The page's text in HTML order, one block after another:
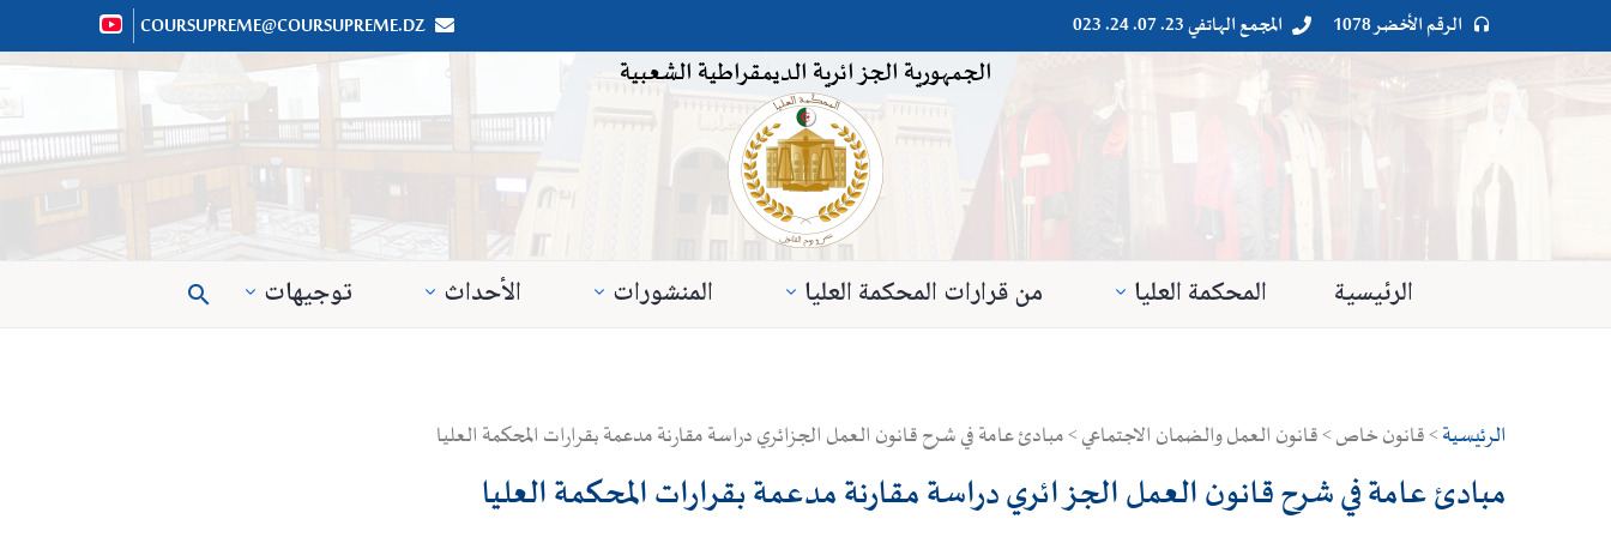

 الرقم الأخضر 1078 
 المجمع الهاتفي 23. 07. 24. 023 

COURSUPREME@COURSUPREME.DZ
الجمهورية الجزائرية الديمقراطية الشعبية
الرئيسية المحكمة العليا من قرارات المحكمة العليا المنشورات الأحداث توجيهات 
الرئيسية> قانون خاص > قانون العمل والضمان الاجتماعي > مبادئ عامة في شرح قانون العمل الجزائري دراسة مقارنة مدعمة بقرارات المحكمة العليا
مبادئ عامة في شرح قانون العمل الجزائري دراسة مقارنة مدعمة بقرارات المحكمة العليا